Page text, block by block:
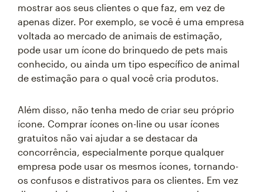
mostrar aos seus clientes o que faz, em vez de
apenas dizer. Por exemplo, se você é uma empresa
voltada ao mercado de animais de estimação,
pode usar um ícone do brinquedo de pets mais
conhecido, ou ainda um tipo específico de animal
de estimação para o qual você cria produtos.
Além disso, não tenha medo de criar seu próprio
ícone. Comprar ícones on-line ou usar ícones
gratuitos não vai ajudar a se destacar da
concorrência, especialmente porque qualquer
empresa pode usar os mesmos ícones, tornando-
os confusos e distrativos para os clientes. Em vez